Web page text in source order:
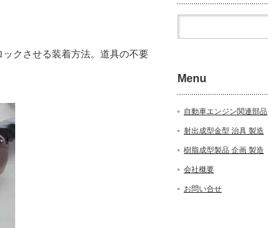
クさせる装着方法。道具の不要
Menu
自動車エンジン関連部品
射出成型金型 治具 製造
樹脂成型製品 企画 製造
会社概要
お問い合せ